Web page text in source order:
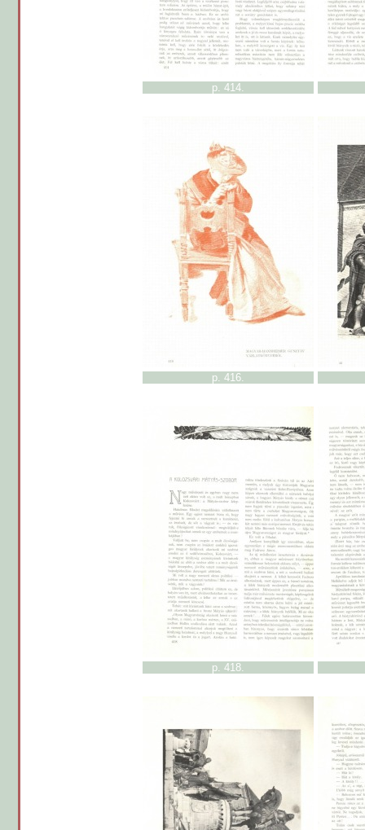
p. 414.
p. 416.
p. 418.